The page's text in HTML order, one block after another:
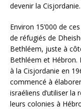
devenir la Cisjordanie.
Environ 15’000 de
de réfugiés de
Bethléem, juste à
Bethléem et Hébron.
à la Cisjordanie en
commencé à
israéliens d’utiliser
leurs colonies à